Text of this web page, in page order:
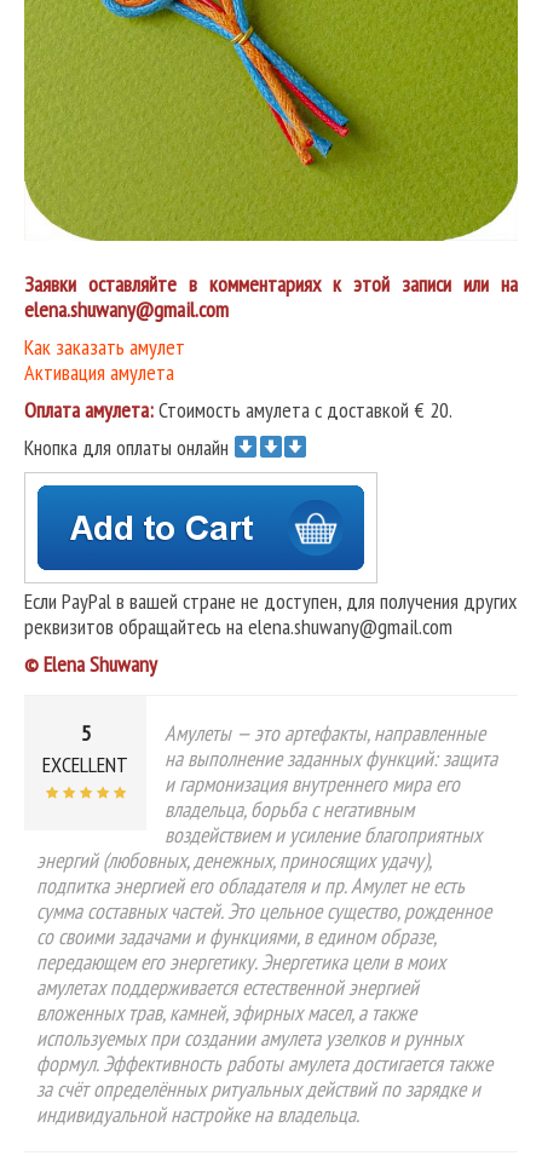
Заявки оставляйте в комментариях к этой записи или на
elena.shuwany@gmail.com
Как заказать амулет
Активация амулета
Оплата амулета:Стоимость амулета с доставкой € 20.
Кнопка для оплаты онлайн
Если PayPal в вашей стране не доступен, для получения других
реквизитов обращайтесь на elena.shuwany@gmail.com
© Elena Shuwany
5
EXCELLENT
Амулеты — это артефакты, направленные
на выполнение заданных функций: защита
и гармонизация внутреннего мира его
владельца, борьба с негативным
воздействием и усиление благоприятных
энергий (любовных, денежных, приносящих удачу),
подпитка энергией его обладателя и пр. Амулет не есть
сумма составных частей. Это цельное существо, рожденное
со своими задачами и функциями, в едином образе,
передающем его энергетику. Энергетика цели в моих
амулетах поддерживается естественной энергией
вложенных трав, камней, эфирных масел, а также
используемых при создании амулета узелков и рунных
формул. Эффективность работы амулета достигается также
за счёт определённых ритуальных действий по зарядке и
индивидуальной настройке на владельца.